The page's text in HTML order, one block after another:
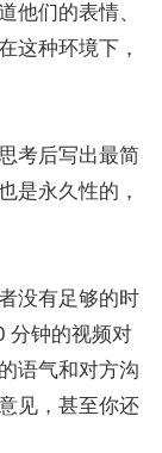
他们的表情、
这种环境下，
考后写出最简
是永久性的，
没有足够的时
分钟的视频对
语气和对方沟
见，甚至你还